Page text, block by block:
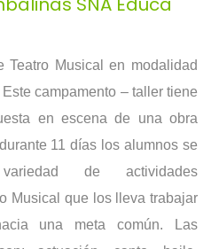
Teatro Musical en modalidad
campamento – taller tiene
en escena de una obra
11 días los alumnos se
de actividades
Musical que los lleva trabajar
una meta común. Las